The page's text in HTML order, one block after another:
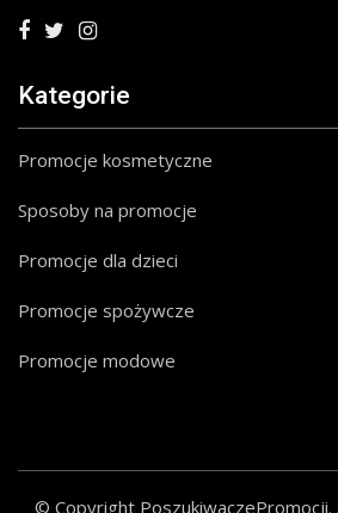
Kategorie
Promocje kosmetyczne
Sposoby na promocje
Promocje dla dzieci
Promocje spożywcze
Promocje modowe
© Copyright PoszukiwaczePromocji.